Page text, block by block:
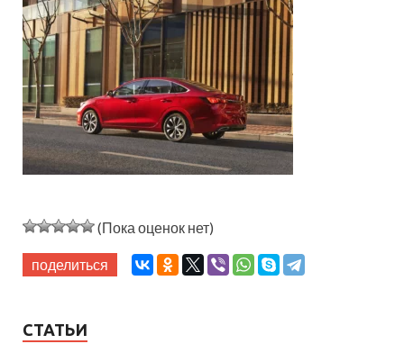
(Пока оценок нет)
поделиться
СТАТЬИ